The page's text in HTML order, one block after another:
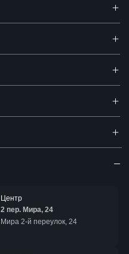
Центр
2 пер. Мира, 24
Мира 2-й переулок, 24